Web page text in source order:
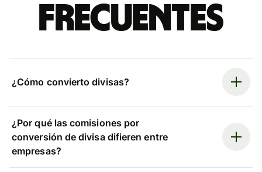
frecuentes
¿Cómo convierto divisas?
¿Por qué las comisiones por
conversión de divisa difieren entre
empresas?